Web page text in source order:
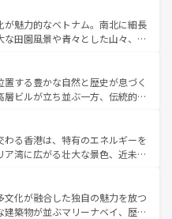
ツなど、バラエティ豊かな料理
、新着の台湾情報は コンテンツ一覧を参
季折々の自然美を楽しむことが
や焼肉、絶品のストリートフード
理が待っている。夜には、韓国な
国の多彩な魅力を心ゆくまで味
みてほしい。 なお、新着の韓国情報はコンテンツ一
が魅力的なベトナム。南北に細長
な田園風景や青々とした山々、世
づく。ハノイの古い町並みやホ
時代の建物も、独特の雰囲気を
バラエティの豊かさとおいしさで
、ベトナムコーヒーなどは、ぜ
の地域を訪れてもあたたかい人々
ので、きっと忘れられない旅にな
する豊かな自然と歴史が息づく
層ビルが立ち並ぶ一方、伝統的な
部ではチェンマイなどの山岳地
部ではプーケットやクラビの美し
を楽しむことができる。タイ料理
で、どの季節にも異なる楽しみ
すいタイの人々、仏教を中心とし
光資源が、訪れる旅人を魅了し続
わる香港は、特有のエネルギーを
ア湾に広がる壮大な景色、近未来
るはず。観光スポットが密集し
ろを回れるのも魅力。息をのむよ
験まで、香港を存分に楽しみ尽く
文化が融合した独自の魅力を放つ
建築物が並ぶマリーナベイ、歴史